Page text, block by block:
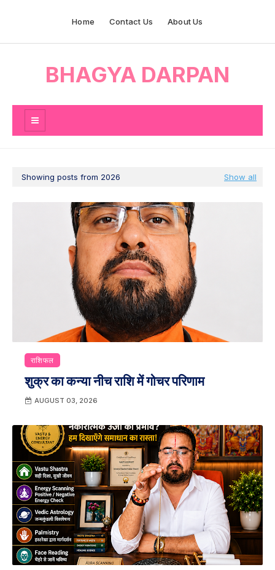
Home Contact Us About Us
BHAGYA DARPAN
Showing posts from 2026 Show all
राशिफल
शुक्र का कन्या नीच राशि में गोचर परिणाम
AUGUST 03, 2026